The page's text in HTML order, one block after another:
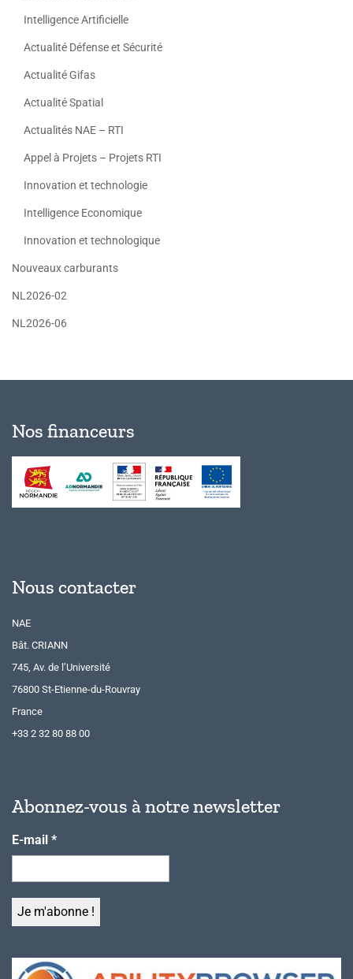
Intelligence Artificielle
Actualité Défense et Sécurité
Actualité Gifas
Actualité Spatial
Actualités NAE – RTI
Appel à Projets – Projets RTI
Innovation et technologie
Intelligence Economique
Innovation et technologique
Nouveaux carburants
NL2026-02
NL2026-06
Nos financeurs
Nous contacter
NAE
Bât. CRIANN
745, Av. de l’Université
76800 St-Etienne-du-Rouvray
France
+33 2 32 80 88 00
Abonnez-vous à notre newsletter
E-mail *